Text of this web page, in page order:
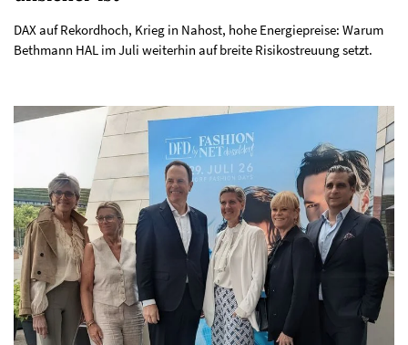
DAX auf Rekordhoch, Krieg in Nahost, hohe Energiepreise: Warum
Bethmann HAL im Juli weiterhin auf breite Risikostreuung setzt.